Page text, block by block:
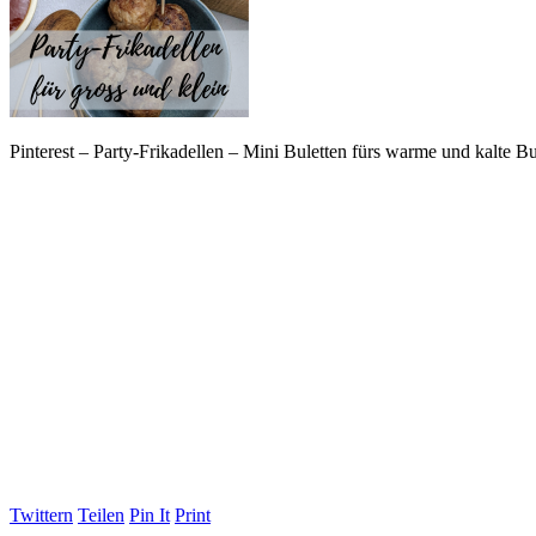
Pinterest – Party-Frikadellen – Mini Buletten fürs warme und kalte
Twittern Teilen Pin It Print